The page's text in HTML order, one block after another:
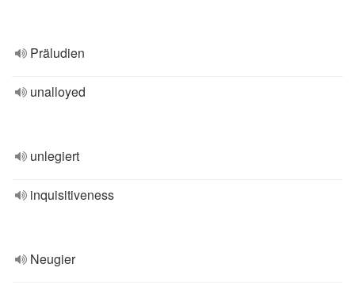
Präludien
unalloyed
unlegiert
inquisitiveness
Neugier